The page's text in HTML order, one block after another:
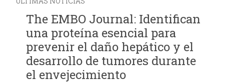
l
a
r
The EMBO Journal: Identifican
una proteína esencial para
prevenir el daño hepático y el
desarrollo de tumores durante
el envejecimiento